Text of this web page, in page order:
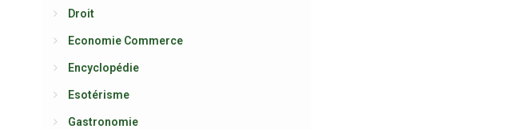
Droit
Economie Commerce
Encyclopédie
Esotérisme
Gastronomie